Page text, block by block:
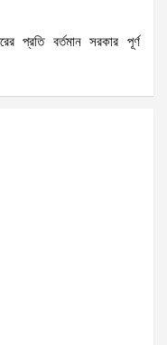
প্রতি বর্তমান সরকার পূর্ণ